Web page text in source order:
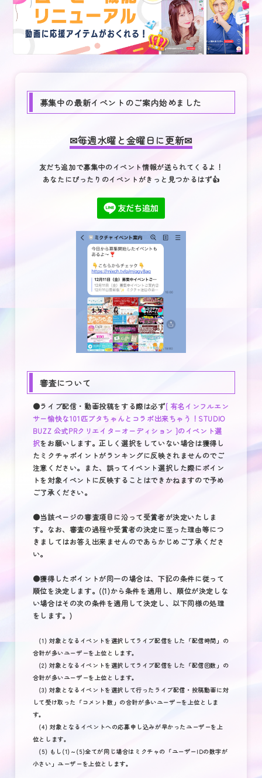
募集中の最新イベントのご案内始めました
✉毎週水曜と金曜日に更新✉
友だち追加で募集中のイベント情報が送られてくるよ！
あなたにぴったりのイベントがきっと見つかるはず👍
審査について
●ライブ配信・動画投稿をする際は必ず[ 有名インフルエン
サー愉快な101匹ブタちゃんとコラボ出来ちゃう！STUDIO
BUZZ 公式PRクリエイターオーディション ]のイベント選
択をお願いします。正しく選択をしていない場合は獲得し
たミクチャポイントがランキングに反映されませんのでご
注意ください。また、誤ってイベント選択した際にポイン
トを対象イベントに反映することはできかねますので予め
ご了承ください。
●当該ページの審査項目に沿って受賞者が決定いたしま
す。なお、審査の過程や受賞者の決定に至った理由等につ
きましてはお答え出来ませんのであらかじめご了承くださ
い。
●獲得したポイントが同一の場合は、下記の条件に従って
順位を決定します。((1)から条件を適用し、順位が決定しな
い場合はその次の条件を適用して決定し、以下同様の処理
をします。)
(1) 対象となるイベントを選択してライブ配信をした「配信時間」の
合計が多いユーザーを上位とします。
(2) 対象となるイベントを選択してライブ配信をした「配信回数」の
合計が多いユーザーを上位とします。
(3) 対象となるイベントを選択して行ったライブ配信・投稿動画に対
して受け取った「コメント数」の合計が多いユーザーを上位としま
す。
(4) 対象となるイベントへの応募申し込みが早かったユーザーを上
位とします。
(5) もし(1)～(5)全てが同じ場合はミクチャの「ユーザーIDの数字が
小さい」ユーザーを上位とします。